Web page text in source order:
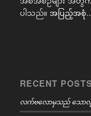
ပါသည်။ အပြည့်အစုံ..
RECENT POSTS
လက်ဗလောမှသည် သောလွ